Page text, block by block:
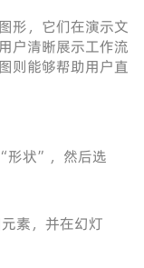
形，它们在演示文
户清晰展示工作流
则能够帮助用户直
形状”，然后选
素，并在幻灯